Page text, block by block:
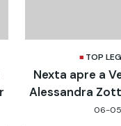
TOP
Nexta apre a
Alessandra
06-